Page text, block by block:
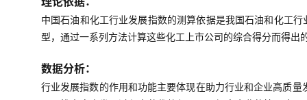
中国石油和化工行业发展指数的测算依据是我国石油和化工
型，通过一系列方法计算这些化工上市公司的综合得分而得
数据分析：
行业发展指数的作用和功能主要体现在助力行业和企业高质